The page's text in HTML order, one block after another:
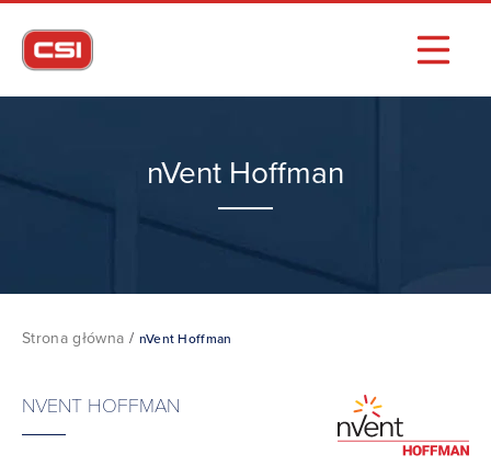
nVent Hoffman
Strona główna / nVent Hoffman
NVENT HOFFMAN